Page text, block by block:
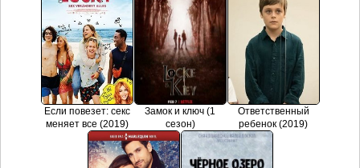
Если повезет: секс
меняет все (2019)
Замок и ключ (1
сезон)
Ответственный
ребенок (2019)